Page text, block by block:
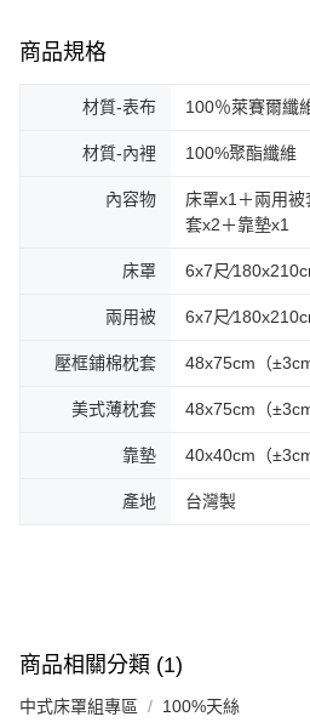
商品規格
材質-表布 100％萊賽爾纖
材質-內裡 100%聚酯纖維
內容物
床罩x1＋兩用
套x2＋靠墊x1
床罩 6x7尺
兩用被 6x7尺
壓框鋪棉枕套 48x75cm（±3cm
美式薄枕套 48x75cm（±3cm
靠墊 40x40cm（±3cm
產地 台灣製
商品相關分類 (1)
中式床罩組專區 100%天絲